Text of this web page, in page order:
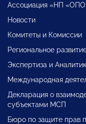
Ассоциация «НП
Новости
Комитеты и Комиссии
Региональное
Экспертиза и
Международная
Декларация о
субъектами МСП
Бюро по защите прав